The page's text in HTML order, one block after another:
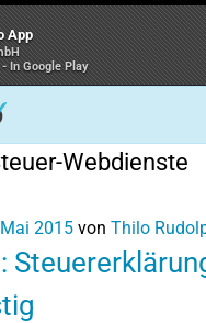
App
In Google Play
Webdienste
2015 von Thilo